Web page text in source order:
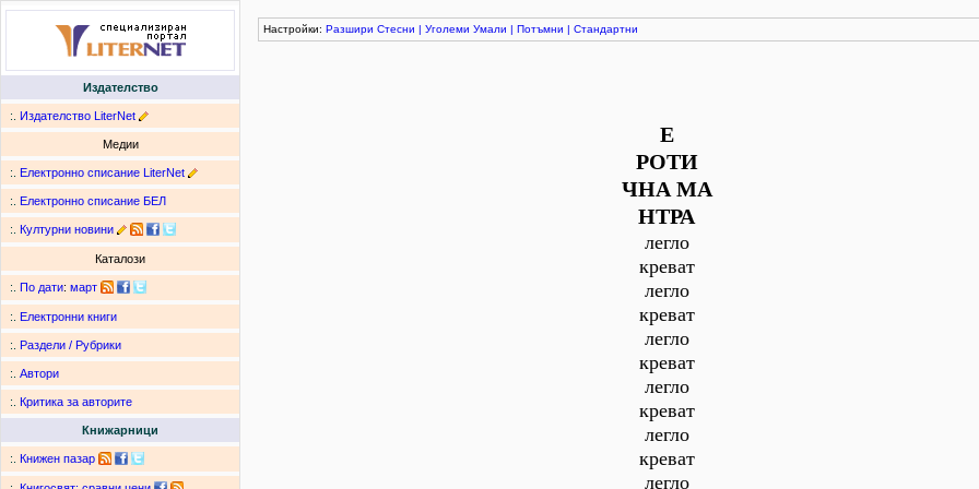
Издателство
:. Издателство LiterNet
Медии
:. Електронно списание LiterNet
:. Електронно списание БЕЛ
:. Културни новини
Каталози
:. По дати: март
:. Електронни книги
:. Раздели / Рубрики
:. Автори
:. Критика за авторите
Книжарници
:. Книжен пазар
Настройки: Разшири Стесни | Уголеми Умали | Потъмни | Стандартни
Е
РОТИ
ЧНА МА
НТРА
легло
креват
легло
креват
легло
креват
легло
креват
легло
креват
легло